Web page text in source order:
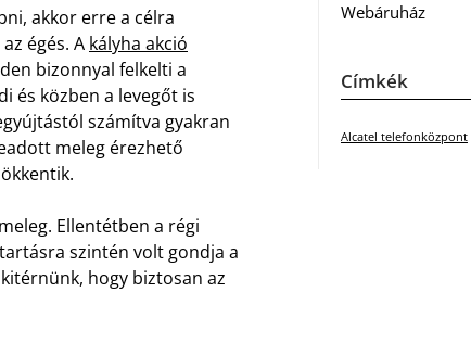
akkor erre a célra
égés. A kályha akció
bizonnyal felkelti a
és közben a levegőt is
számítva gyakran
meleg érezhető
Ellentétben a régi
szintén volt gondja a
hogy biztosan az
Webáruház
Címkék
Alcatel telefonközpont